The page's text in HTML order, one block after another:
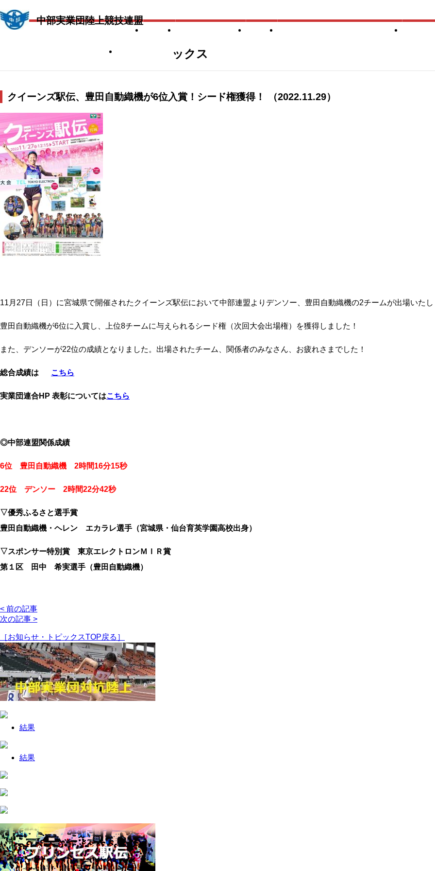
中部実業団陸上競技連盟
ックス
クイーンズ駅伝、豊田自動織機が6位入賞！シード権獲得！ （2022.11.29）
11月27日（日）に宮城県で開催されたクイーンズ駅伝において中部連盟よりデンソー、豊田自動織機の2チームが出場いた
豊田自動織機が6位に入賞し、上位8チームに与えられるシード権（次回大会出場権）を獲得しました！
また、デンソーが22位の成績となりました。出場されたチーム、関係者のみなさん、お疲れさまでした！
総合成績は こちら
実業団連合HP 表彰についてはこちら
◎中部連盟関係成績
6位 豊田自動織機 2時間16分15秒
22位 デンソー 2時間22分42秒
▽優秀ふるさと選手賞
豊田自動織機・ヘレン エカラレ選手（宮城県・仙台育英学園高校出身）
▽スポンサー特別賞 東京エレクトロンＭＩＲ賞
第１区 田中 希実選手（豊田自動織機）
< 前の記事
次の記事 >
［お知らせ・トピックスTOP戻る］
結果
結果